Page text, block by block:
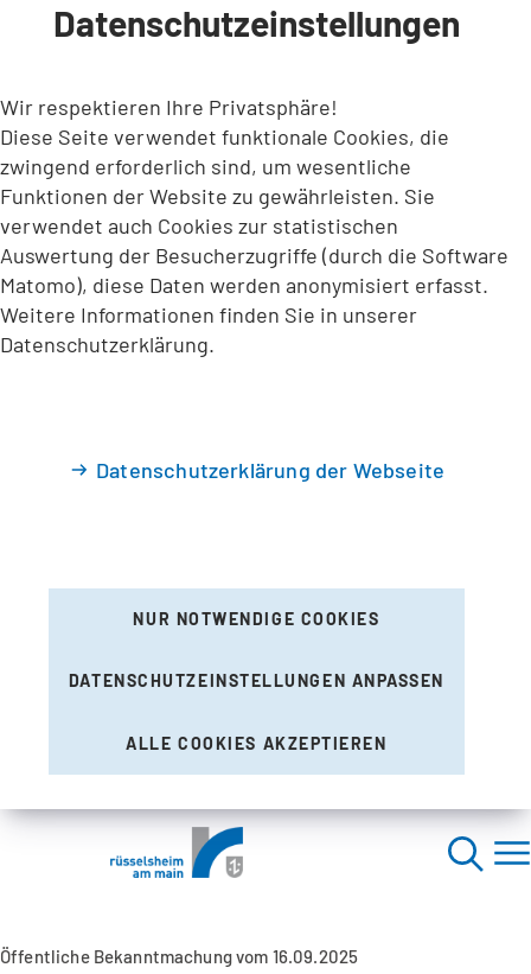
INHALT ANSPRINGEN
Datenschutzeinstellungen
Wir respektieren Ihre Privatsphäre!
Diese Seite verwendet funktionale Cookies, die
zwingend erforderlich sind, um wesentliche
Funktionen der Website zu gewährleisten. Sie
verwendet auch Cookies zur statistischen
Auswertung der Besucherzugriffe (durch die Software
Matomo), diese Daten werden anonymisiert erfasst.
Weitere Informationen finden Sie in unserer
Datenschutzerklärung.
Datenschutzerklärung der Webseite
NUR NOTWENDIGE COOKIES
DATENSCHUTZEINSTELLUNGEN ANPASSEN
ALLE COOKIES AKZEPTIEREN
Öffentliche Bekanntmachung vom 16.09.2025